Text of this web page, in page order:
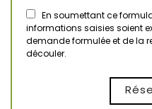
En soumettant ce
informations saisies soient
demande formulée et de la
découler.